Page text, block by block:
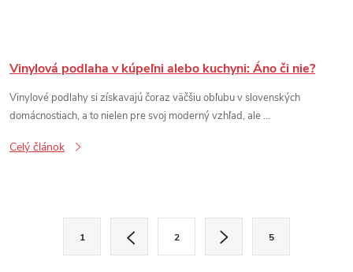
Vinylová podlaha v kúpeľni alebo kuchyni: Áno či nie?
Vinylové podlahy si získavajú čoraz väčšiu obľubu v slovenských
domácnostiach, a to nielen pre svoj moderný vzhľad, ale ...
Celý článok
Ovládacie prvky výpisu
1 2 5